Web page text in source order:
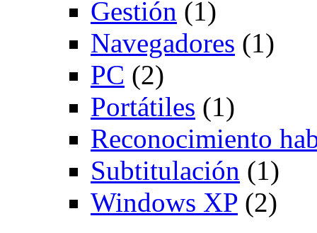
Gestión (1)
Navegadores (1)
PC (2)
Portátiles (1)
Reconocimiento
Subtitulación (1)
Windows XP (2)